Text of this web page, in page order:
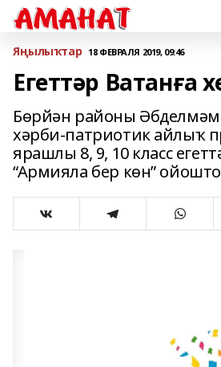
Яңылыҡтар 18 ФЕВРАЛЯ 2019, 09:46
Егеттәр Ватанға
Бөрйән районы
хәрби-патриотик айлыҡ
ярашлы 8, 9, 10 класс
“Армияла бер көн”